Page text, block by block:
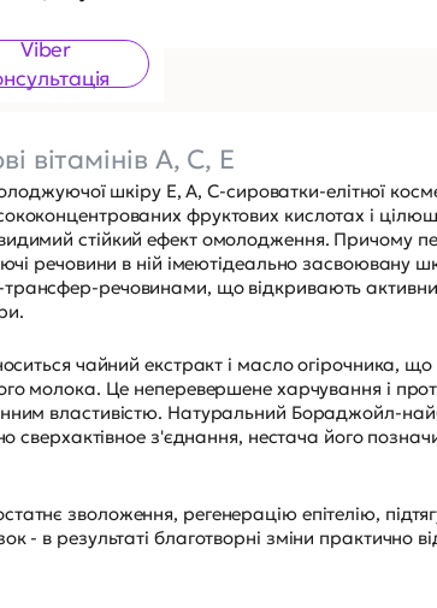
Viber
вітамінів А, С, Е
шкіру Е, А, С-сироватки-елітної
фруктових кислотах і
стійкий ефект омолодження. Причому
речовини в ній імеютідеально
речовинами, що відкривають
чайний екстракт і масло огірочника, що
молока. Це неперевершене харчування і
властивістю. Натуральний Бораджойл-
сверхактівное з'єднання, нестача його
зволоження, регенерацію епітелію,
- в результаті благотворні зміни практично